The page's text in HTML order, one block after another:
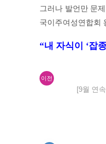
그러나 발언만 문
국이주여성연합회
“내 자식이 ‘잡
글
이전
이
[9월 연